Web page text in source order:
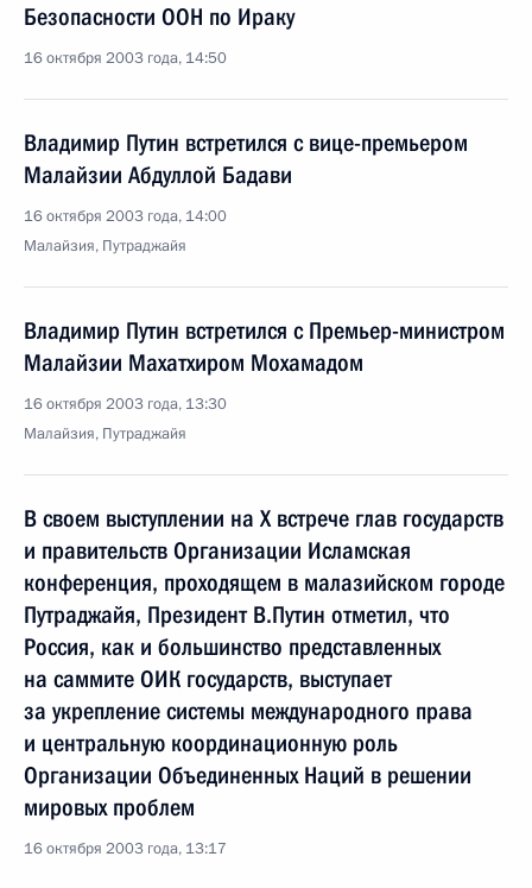
Безопасности ООН по Ираку
16 октября 2003 года, 14:50
Владимир Путин встретился с вице-премьером
Малайзии Абдуллой Бадави
16 октября 2003 года, 14:00
Малайзия, Путраджайя
Владимир Путин встретился с Премьер-министром
Малайзии Махатхиром Мохамадом
16 октября 2003 года, 13:30
Малайзия, Путраджайя
В своем выступлении на X встрече глав государств
и правительств Организации Исламская
конференция, проходящем в малазийском городе
Путраджайя, Президент В.Путин отметил, что
Россия, как и большинство представленных
на саммите ОИК государств, выступает
за укрепление системы международного права
и центральную координационную роль
Организации Объединенных Наций в решении
мировых проблем
16 октября 2003 года, 13:17